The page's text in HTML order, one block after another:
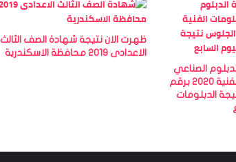
الصناعي
2020 نتيجة الدبلومات الفنية 2020 برقم
الدبلومات
ظهرت الان نتيجة شهادة الصف الثالث
الاعدادى 2019 محافظة الاسكندرية